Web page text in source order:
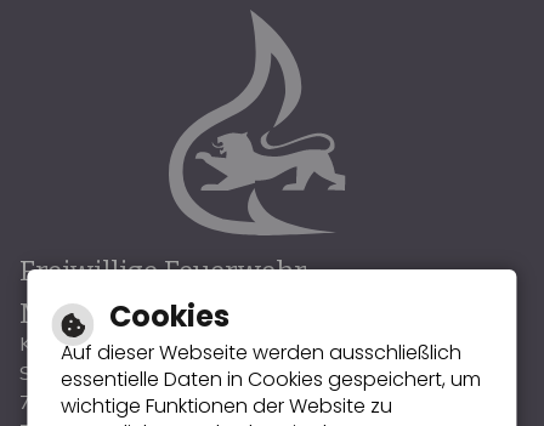
Freiwillige Feuerwehr
Muggensturm
Kommandant : Patrick Völker
Sofienstraße 33
76461 Muggensturm
Cookies
Auf dieser Webseite werden ausschließlich
essentielle Daten in Cookies gespeichert, um
wichtige Funktionen der Website zu